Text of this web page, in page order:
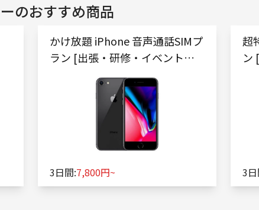
のおすすめ商品
かけ放題 iPhone 音声通話SIMプ
ラン [出張・研修・イベント向
3日間:7,800円~
超
ン
3